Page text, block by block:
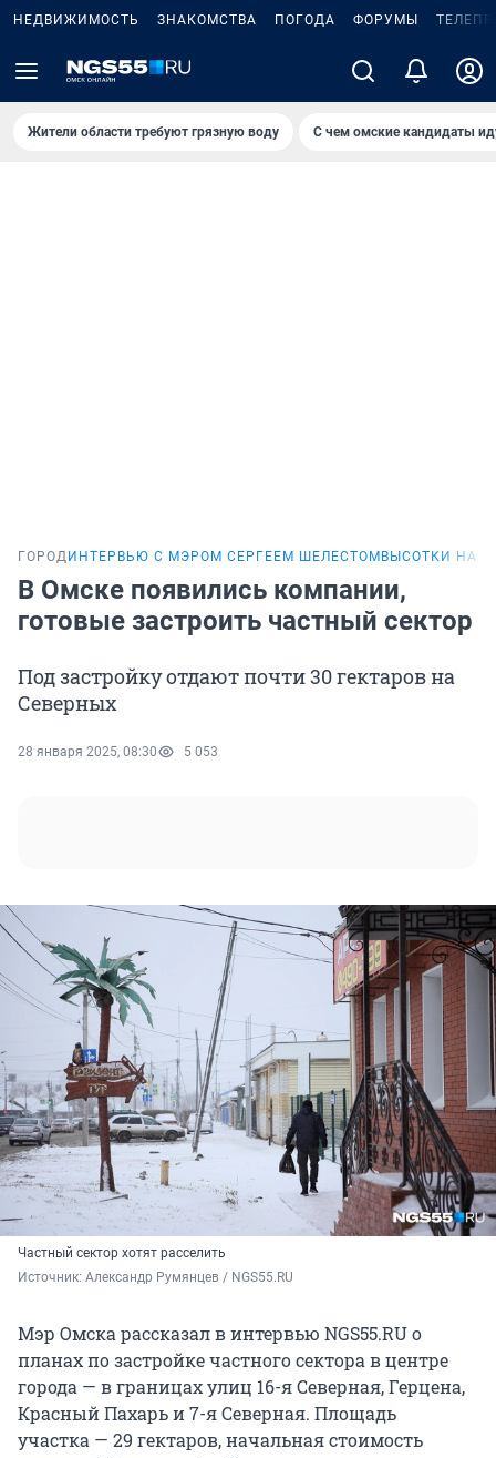
НЕДВИЖИМОСТЬ ЗНАКОМСТВА ПОГОДА ФОРУМЫ
Жители области требуют грязную воду С чем омские кандидаты
ГОРОД ИНТЕРВЬЮ С МЭРОМ СЕРГЕЕМ ШЕЛЕСТОМ ВЫСОТКИ НА
В Омске появились компании,
готовые застроить частный сектор
Под застройку отдают почти 30 гектаров на
Северных
28 января 2025, 08:30 5 053
Частный сектор хотят расселить
Источник: Александр Румянцев / NGS55.RU
Мэр Омска рассказал в интервью NGS55.RU о
планах по застройке частного сектора в центре
города — в границах улиц 16-я Северная, Герцена,
Красный Пахарь и 7-я Северная. Площадь
участка — 29 гектаров, начальная стоимость